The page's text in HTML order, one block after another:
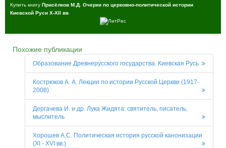
Купить книгу Присёлков М.Д. Очерки по церковно-политической истории
Киевской Руси X-XII вв
Похожие публикации
Образование Древнерусского государства. Киевская Русь
Кострюков А. А. Лекции по истории Русской Церкви (1917-
2008)
Дергачева И. и др. Лука Жидята: святитель, писатель,
мыслитель
Хорошев А.С. Политическая история русской канонизации
(XI - XVI вв.)